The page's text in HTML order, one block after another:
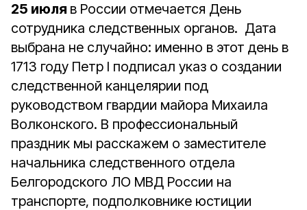
25 июля в России отмечается День
сотрудника следственных органов. Дата
выбрана не случайно: именно в этот день в
1713 году Петр I подписал указ о создании
следственной канцелярии под
руководством гвардии майора Михаила
Волконского. В профессиональный
праздник мы расскажем о заместителе
начальника следственного отдела
Белгородского ЛО МВД России на
транспорте, подполковнике юстиции